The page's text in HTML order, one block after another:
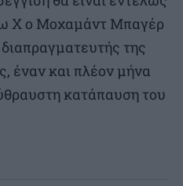
X ο Μοχαμάντ Μπαγέρ
της
έναν και πλέον μήνα
κατάπαυση του